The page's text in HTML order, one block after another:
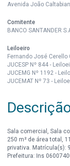
Avenida João
Comitente
BANCO SANTANDER
Leiloeiro
Fernando José Cerello
JUCESP Nº 844 -
JUCEMG Nº 1192 -
JUCEMAT Nº 73 -
Sala comercial, Sala
250 m² de área total,
privativa. Matrícula(s):
Prefeitura: Ins